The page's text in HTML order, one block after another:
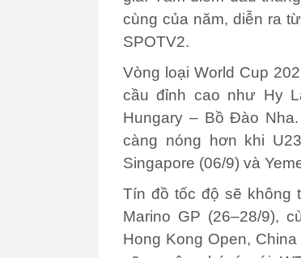
cùng của năm, diễn ra
SPOTV2.
Vòng loại World Cup
cầu đỉnh cao như Hy
Hungary – Bồ Đào
càng nóng hơn khi
Singapore (06/9) và
Tín đồ tốc độ sẽ không
Marino GP (26–28/9),
Hong Kong Open,